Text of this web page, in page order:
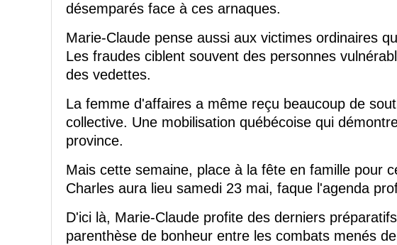
désemparés face à ces arnaques.
Marie-Claude pense aussi aux victimes ordinaires
Les fraudes ciblent souvent des personnes
des vedettes.
La femme d'affaires a même reçu beaucoup de
collective. Une mobilisation québécoise qui
province.
Mais cette semaine, place à la fête en famille pour
Charles aura lieu samedi 23 mai, faque l'agenda
D'ici là, Marie-Claude profite des derniers
parenthèse de bonheur entre les combats menés